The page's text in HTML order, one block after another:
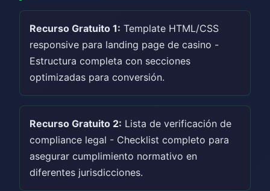
Recurso Gratuito 1: Template HTML/CSS
responsive para landing page de casino -
Estructura completa con secciones
optimizadas para conversión.
Recurso Gratuito 2: Lista de verificación de
compliance legal - Checklist completo para
asegurar cumplimiento normativo en
diferentes jurisdicciones.